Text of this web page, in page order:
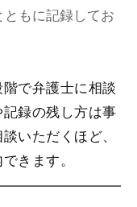
もに記録してお
で弁護士に相談
録の残し方は事
いただくほど、
きます。